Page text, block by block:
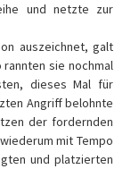
und netzte zur
auszeichnet, galt
sie nochmal
dieses Mal für
Angriff belohnte
der fordernden
mit Tempo
und platzierten